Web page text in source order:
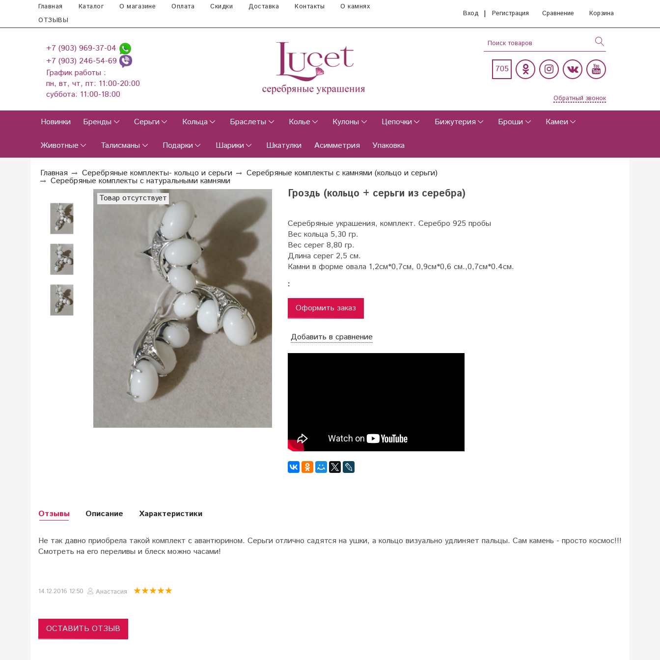
Главная Каталог О магазине Оплата Скидки Доставка Контакты
О камнях
ОТЗЫВЫ
Вход | Регистрация Сравнение Корзина
+7 (903) 969-37-04
+7 (903) 246-54-69
График работы :
пн, вт, чт, пт: 11:00-20:00
суббота: 11:00-18:00
705
Обратный звонок
Новинки Бренды Серьги Кольца Браслеты Колье Кулоны Цепочки Бижутерия Броши Камеи
Животные Талисманы Подарки Шарики Шкатулки Асимметрия Упаковка
Главная Серебряные комплекты- кольцо и серьги Серебряные комплекты с камнями (кольцо и серьги)
Серебряные комплекты с натуральными камнями
Товар отсутствует Гроздь (кольцо + серьги из серебра)
Серебряные украшения, комплект. Серебро 925 пробы
Вес кольца 5,30 гр.
Вес серег 8,80 гр.
Длина серег 2,5 см.
Камни в форме овала 1,2см*0,7см, 0,9см*0,6 см.,0,7см*0.4см.
:
Оформить заказ
Добавить в сравнение
Отзывы
Не так давно приобрела такой комплект с авантюрином. Серьги отлично садятся на ушки, а кольцо визуально удлиняет пальцы. Сам камень - просто космос!!!
Смотреть на его переливы и блеск можно часами!
14.12.2016 12:50 Анастасия
ОСТАВИТЬ ОТЗЫВ
Описание Характеристики